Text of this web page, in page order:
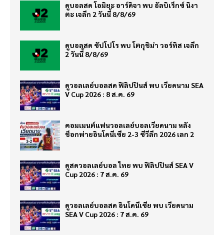
ดูบอลสด โอมิยะ อาร์ดิจา พบ อัลบิเร็กซ์ นิงา
ตะ เจลีก 2 วันนี้ 8/8/69
ดูบอลสด ซัปโปโร พบ โตกุชิม่า วอร์ทิส เจลีก
2 วันนี้ 8/8/69
ดูวอลเลย์บอลสด ฟิลิปปินส์ พบ เวียดนาม SEA
V Cup 2026 : 8 ส.ค. 69
คอมเมนต์แฟนวอลเลย์บอลเวียดนาม หลัง
ช็อกพ่ายอินโดนีเซีย 2-3 ซีวีลีก 2026 เลก 2
ดูสดวอลเลย์บอล ไทย พบ ฟิลิปปินส์ SEA V
Cup 2026 : 7 ส.ค. 69
ดูวอลเลย์บอลสด อินโดนีเซีย พบ เวียดนาม
SEA V Cup 2026 : 7 ส.ค. 69